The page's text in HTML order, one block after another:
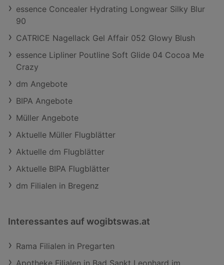
essence Concealer Hydrating Longwear Silky Blur
90
CATRICE Nagellack Gel Affair 052 Glowy Blush
essence Lipliner Poutline Soft Glide 04 Cocoa Me
Crazy
dm Angebote
BIPA Angebote
Müller Angebote
Aktuelle Müller Flugblätter
Aktuelle dm Flugblätter
Aktuelle BIPA Flugblätter
dm Filialen in Bregenz
Interessantes auf wogibtswas.at
Rama Filialen in Pregarten